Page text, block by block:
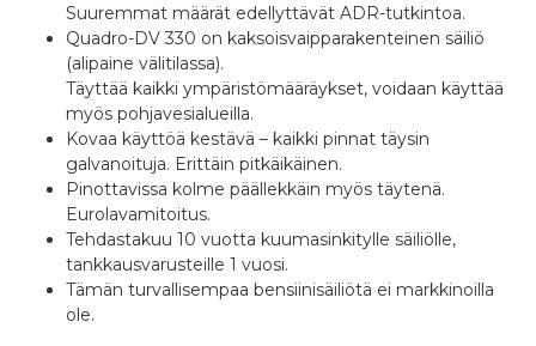
Suuremmat määrät edellyttävät ADR-tutkintoa.
Quadro-DV 330 on kaksoisvaipparakenteinen säiliö
(alipaine välitilassa).
Täyttää kaikki ympäristömääräykset, voidaan käyttää
myös pohjavesialueilla.
Kovaa käyttöä kestävä – kaikki pinnat täysin
galvanoituja. Erittäin pitkäikäinen.
Pinottavissa kolme päällekkäin myös täytenä.
Eurolavamitoitus.
Tehdastakuu 10 vuotta kuumasinkitylle säiliölle,
tankkausvarusteille 1 vuosi.
Tämän turvallisempaa bensiinisäiliötä ei markkinoilla
ole.